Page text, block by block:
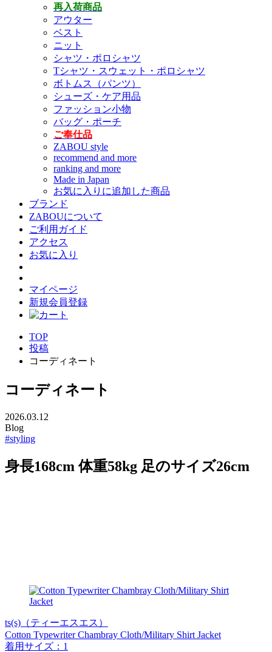
再入荷商品
アウター
ベスト
ニット
シャツ・ポロシャツ
Tシャツ・スウェット・ポロシャツ
ボトムス（パンツ）
シューズ・ケア用品
ファッション小物
バッグ・ポーチ
ご奉仕品
ZABOU style
recommend and more
ranking and more
Made in Japan
お気に入りに追加した商品
ブランド
ZABOUについて
ご利用ガイド
アクセス
お気に入り
マイページ
新規会員登録
TOP
投稿
コーディネート
コーディネート
2026.03.12
Blog
#styling
身長168cm 体重58kg 足のサイズ26cm
ts(s)（ティーエスエス）
Cotton Typewriter Chambray Cloth/Military Shirt Jacket
着用サイズ：1